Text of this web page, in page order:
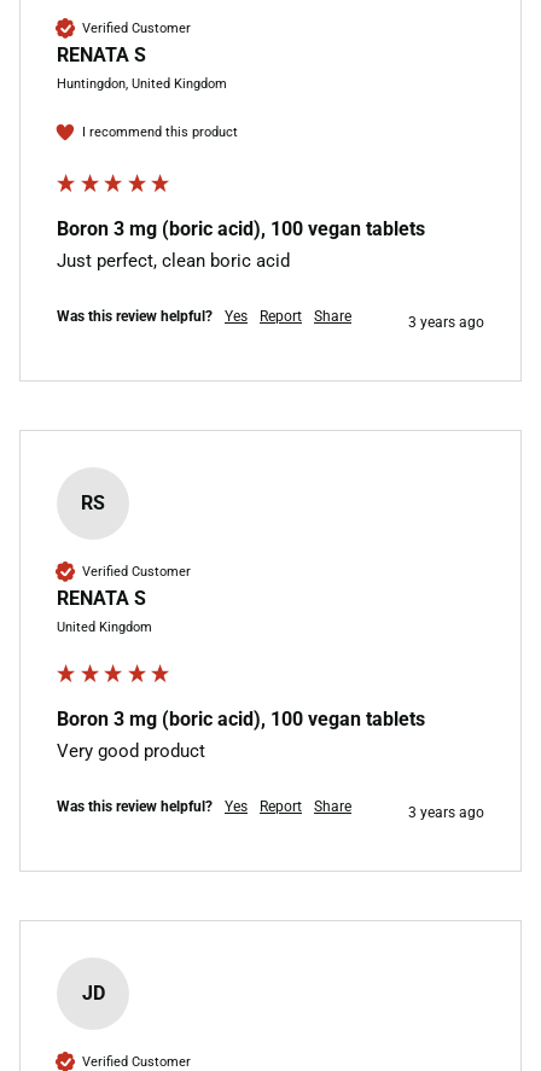
Verified Customer
RENATA S
Huntingdon, United Kingdom
I recommend this product
Boron 3 mg (boric acid), 100 vegan tablets
Just perfect, clean boric acid
Was this review helpful? Yes Report Share 3 years ago
RS
Verified Customer
RENATA S
United Kingdom
Boron 3 mg (boric acid), 100 vegan tablets
Very good product
Was this review helpful? Yes Report Share 3 years ago
JD
Verified Customer